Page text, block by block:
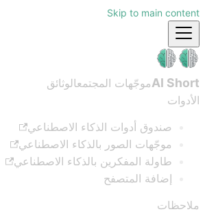
Skip to main content
AI Shortموجّهات المجتمعالوثائق
الأدوات
صندوق أدوات الذكاء الاصطناعي
موجّهات الصور بالذكاء الاصطناعي
طاولة المفكرين بالذكاء الاصطناعي
إضافة المتصفح
ملاحظات